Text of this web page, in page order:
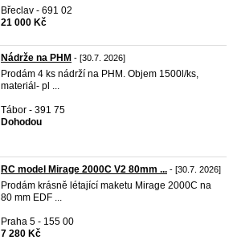
Břeclav - 691 02
21 000 Kč
Nádrže na PHM - [30.7. 2026]
Prodám 4 ks nádrží na PHM. Objem 1500l/ks,
materiál- pl ...
Tábor - 391 75
Dohodou
RC model Mirage 2000C V2 80mm ... - [30.7. 2026]
Prodám krásně létající maketu Mirage 2000C na
80 mm EDF ...
Praha 5 - 155 00
7 280 Kč